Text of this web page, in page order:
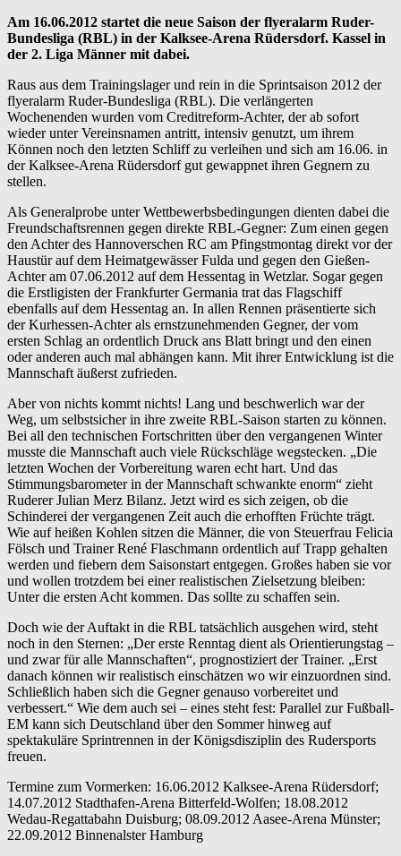
Am 16.06.2012 startet die neue Saison der flyeralarm Ruder-
Bundesliga (RBL) in der Kalksee-Arena Rüdersdorf. Kassel in
der 2. Liga Männer mit dabei.
Raus aus dem Trainingslager und rein in die Sprintsaison 2012 der
flyeralarm Ruder-Bundesliga (RBL). Die verlängerten
Wochenenden wurden vom Creditreform-Achter, der ab sofort
wieder unter Vereinsnamen antritt, intensiv genutzt, um ihrem
Können noch den letzten Schliff zu verleihen und sich am 16.06. in
der Kalksee-Arena Rüdersdorf gut gewappnet ihren Gegnern zu
stellen.
Als Generalprobe unter Wettbewerbsbedingungen dienten dabei die
Freundschaftsrennen gegen direkte RBL-Gegner: Zum einen gegen
den Achter des Hannoverschen RC am Pfingstmontag direkt vor der
Haustür auf dem Heimatgewässer Fulda und gegen den Gießen-
Achter am 07.06.2012 auf dem Hessentag in Wetzlar. Sogar gegen
die Erstligisten der Frankfurter Germania trat das Flagschiff
ebenfalls auf dem Hessentag an. In allen Rennen präsentierte sich
der Kurhessen-Achter als ernstzunehmenden Gegner, der vom
ersten Schlag an ordentlich Druck ans Blatt bringt und den einen
oder anderen auch mal abhängen kann. Mit ihrer Entwicklung ist die
Mannschaft äußerst zufrieden.
Aber von nichts kommt nichts! Lang und beschwerlich war der
Weg, um selbstsicher in ihre zweite RBL-Saison starten zu können.
Bei all den technischen Fortschritten über den vergangenen Winter
musste die Mannschaft auch viele Rückschläge wegstecken. „Die
letzten Wochen der Vorbereitung waren echt hart. Und das
Stimmungsbarometer in der Mannschaft schwankte enorm“ zieht
Ruderer Julian Merz Bilanz. Jetzt wird es sich zeigen, ob die
Schinderei der vergangenen Zeit auch die erhofften Früchte trägt.
Wie auf heißen Kohlen sitzen die Männer, die von Steuerfrau Felicia
Fölsch und Trainer René Flaschmann ordentlich auf Trapp gehalten
werden und fiebern dem Saisonstart entgegen. Großes haben sie vor
und wollen trotzdem bei einer realistischen Zielsetzung bleiben:
Unter die ersten Acht kommen. Das sollte zu schaffen sein.
Doch wie der Auftakt in die RBL tatsächlich ausgehen wird, steht
noch in den Sternen: „Der erste Renntag dient als Orientierungstag –
und zwar für alle Mannschaften“, prognostiziert der Trainer. „Erst
danach können wir realistisch einschätzen wo wir einzuordnen sind.
Schließlich haben sich die Gegner genauso vorbereitet und
verbessert.“ Wie dem auch sei – eines steht fest: Parallel zur Fußball-
EM kann sich Deutschland über den Sommer hinweg auf
spektakuläre Sprintrennen in der Königsdisziplin des Rudersports
freuen.
Termine zum Vormerken: 16.06.2012 Kalksee-Arena Rüdersdorf;
14.07.2012 Stadthafen-Arena Bitterfeld-Wolfen; 18.08.2012
Wedau-Regattabahn Duisburg; 08.09.2012 Aasee-Arena Münster;
22.09.2012 Binnenalster Hamburg